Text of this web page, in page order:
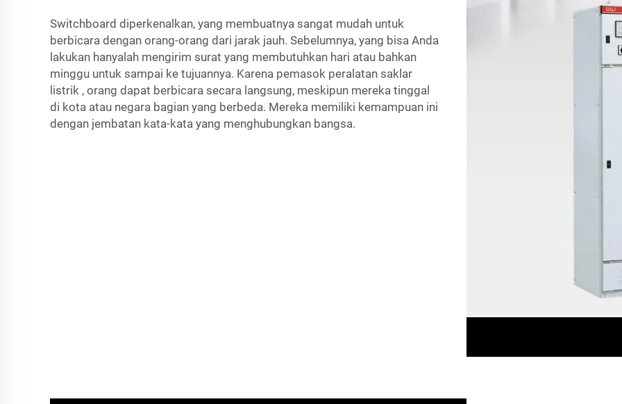
Switchboard diperkenalkan, yang membuatnya sangat mudah untuk
berbicara dengan orang-orang dari jarak jauh. Sebelumnya, yang bisa Anda
lakukan hanyalah mengirim surat yang membutuhkan hari atau bahkan
minggu untuk sampai ke tujuannya. Karena pemasok peralatan saklar
listrik , orang dapat berbicara secara langsung, meskipun mereka tinggal
di kota atau negara bagian yang berbeda. Mereka memiliki kemampuan ini
dengan jembatan kata-kata yang menghubungkan bangsa.